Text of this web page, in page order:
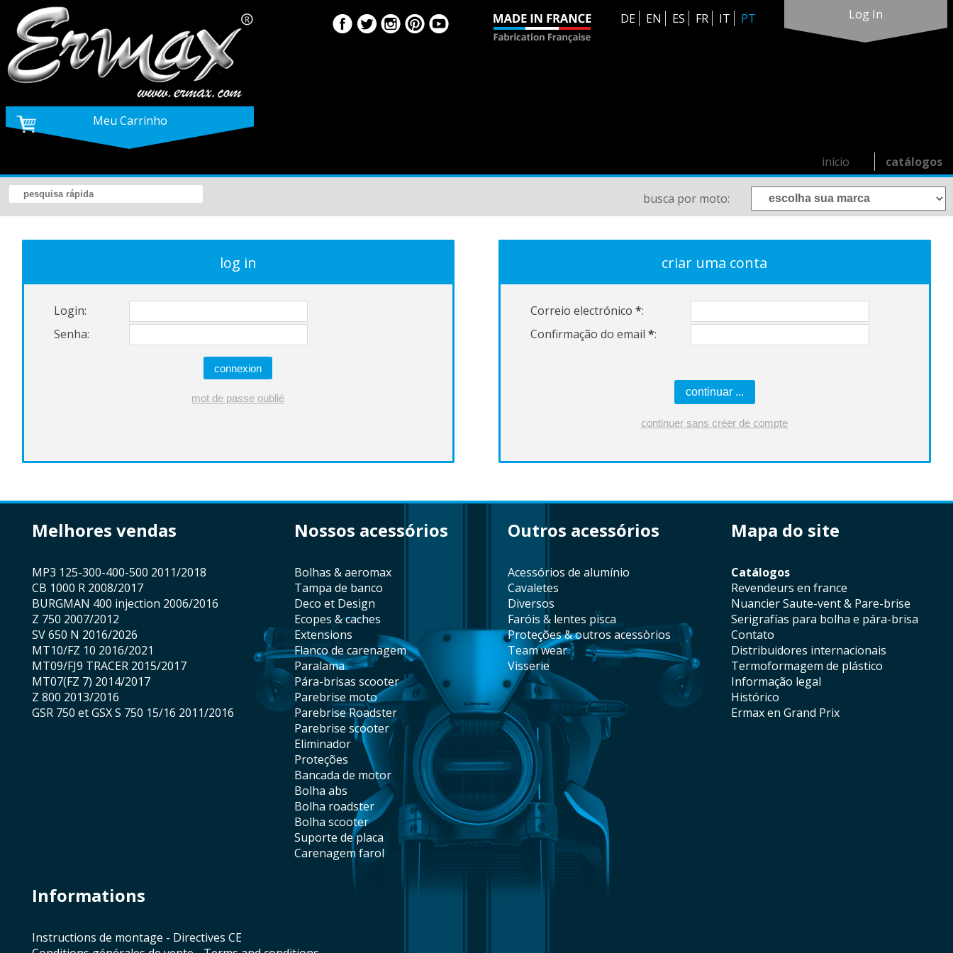
DE EN ES FR IT PT Log In
Meu Carrinho
catálogos
início
busca por moto:
log in
Login:
Senha:
criar uma conta
Correio electrónico *:
Confirmação do email *:
melhores vendas
MP3 125-300-400-500 2011/2018
CB 1000 R 2008/2017
BURGMAN 400 injection 2006/2016
Z 750 2007/2012
SV 650 N 2016/2026
MT10/FZ 10 2016/2021
MT09/FJ9 TRACER 2015/2017
MT07(FZ 7) 2014/2017
Z 800 2013/2016
GSR 750 et GSX S 750 15/16 2011/2016
nossos acessórios
bolhas & aeromax
tampa de banco
Deco et Design
Ecopes & caches
Extensions
flanco de carenagem
paralama
pára-brisas scooter
Parebrise moto
Parebrise Roadster
Parebrise scooter
eliminador
proteções
bancada de motor
bolha abs
bolha roadster
bolha scooter
suporte de placa
carenagem farol
outros acessórios
acessórios de alumínio
cavaletes
diversos
faróis & lentes pisca
proteções & outros acessòrios
team wear
visserie
mapa do site
catálogos
revendeurs en france
Nuancier Saute-vent & Pare-brise
serigrafías para bolha e pára-brisa
contato
distribuidores internacionais
termoformagem de plástico
informação legal
histórico
Ermax en Grand Prix
Informations
Instructions de montage - Directives CE